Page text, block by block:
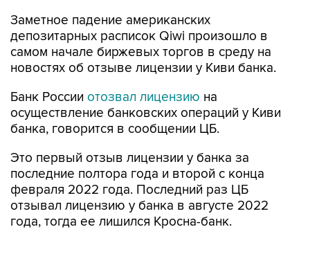
Заметное падение американских
депозитарных расписок Qiwi произошло в
самом начале биржевых торгов в среду на
новостях об отзыве лицензии у Киви банка.
Банк России отозвал лицензию на
осуществление банковских операций у Киви
банка, говорится в сообщении ЦБ.
Это первый отзыв лицензии у банка за
последние полтора года и второй с конца
февраля 2022 года. Последний раз ЦБ
отзывал лицензию у банка в августе 2022
года, тогда ее лишился Кросна-банк.